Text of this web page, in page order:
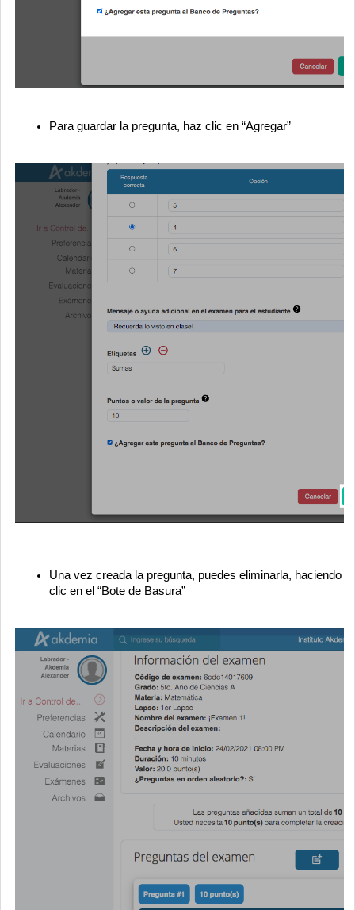
Para guardar la pregunta, haz clic en “Agregar”
Una vez creada la pregunta, puedes eliminarla, haciendo
clic en el “Bote de Basura”